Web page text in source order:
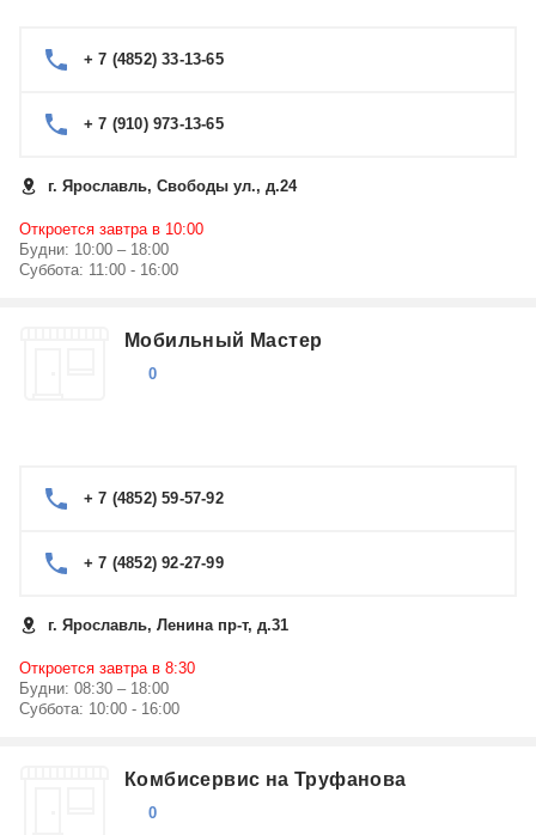
+ 7 (4852) 33-13-65
+ 7 (910) 973-13-65
г. Ярославль, Свободы ул., д.24
Откроется завтра в 10:00
Будни: 10:00 – 18:00
Суббота: 11:00 - 16:00
Мобильный Мастер
0
+ 7 (4852) 59-57-92
+ 7 (4852) 92-27-99
г. Ярославль, Ленина пр-т, д.31
Откроется завтра в 8:30
Будни: 08:30 – 18:00
Суббота: 10:00 - 16:00
Комбисервис на Труфанова
0